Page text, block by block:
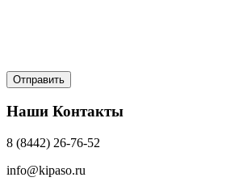
Наши Контакты
8 (8442) 26-76-52
info@kipaso.ru